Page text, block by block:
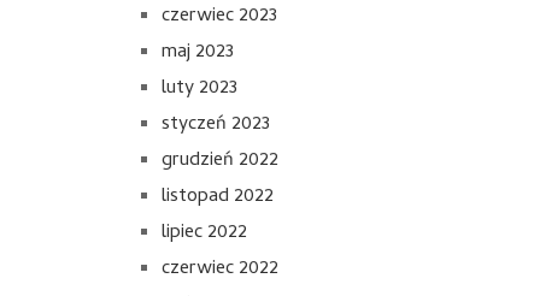
czerwiec 2023
maj 2023
luty 2023
styczeń 2023
grudzień 2022
listopad 2022
lipiec 2022
czerwiec 2022